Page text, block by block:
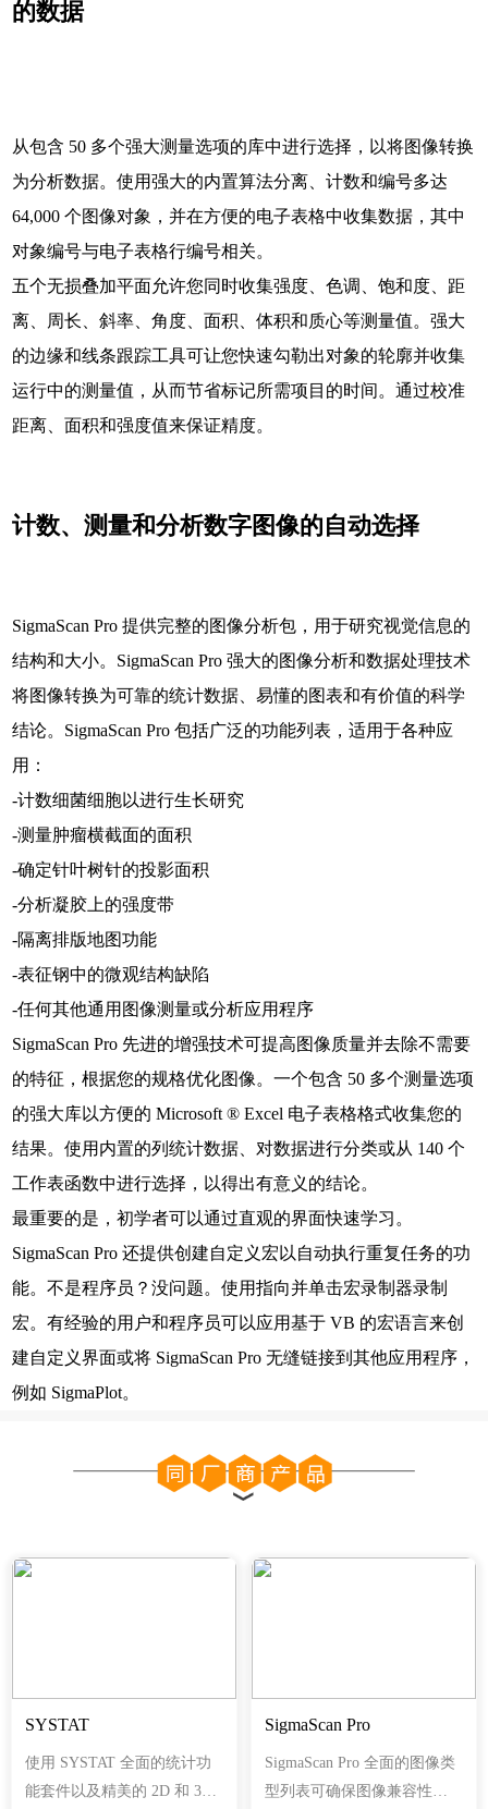
的数据
从包含 50 多个强大测量选项的库中进行选择，以将图像转换
为分析数据。使用强大的内置算法分离、计数和编号多达
64,000 个图像对象，并在方便的电子表格中收集数据，其中
对象编号与电子表格行编号相关。
五个无损叠加平面允许您同时收集强度、色调、饱和度、距
离、周长、斜率、角度、面积、体积和质心等测量值。强大
的边缘和线条跟踪工具可让您快速勾勒出对象的轮廓并收集
运行中的测量值，从而节省标记所需项目的时间。通过校准
距离、面积和强度值来保证精度。
计数、测量和分析数字图像的自动选择
SigmaScan Pro 提供完整的图像分析包，用于研究视觉信息的
结构和大小。SigmaScan Pro 强大的图像分析和数据处理技术
将图像转换为可靠的统计数据、易懂的图表和有价值的科学
结论。SigmaScan Pro 包括广泛的功能列表，适用于各种应
用：
-计数细菌细胞以进行生长研究
-测量肿瘤横截面的面积
-确定针叶树针的投影面积
-分析凝胶上的强度带
-隔离排版地图功能
-表征钢中的微观结构缺陷
-任何其他通用图像测量或分析应用程序
SigmaScan Pro 先进的增强技术可提高图像质量并去除不需要
的特征，根据您的规格优化图像。一个包含 50 多个测量选项
的强大库以方便的 Microsoft ® Excel 电子表格格式收集您的
结果。使用内置的列统计数据、对数据进行分类或从 140 个
工作表函数中进行选择，以得出有意义的结论。
最重要的是，初学者可以通过直观的界面快速学习。
SigmaScan Pro 还提供创建自定义宏以自动执行重复任务的功
能。不是程序员？没问题。使用指向并单击宏录制器录制
宏。有经验的用户和程序员可以应用基于 VB 的宏语言来创
建自定义界面或将 SigmaScan Pro 无缝链接到其他应用程序，
例如 SigmaPlot。
SYSTAT
使用 SYSTAT 全面的统计功
能套件以及精美的 2D 和 3D
SigmaScan Pro
SigmaScan Pro 全面的图像类
型列表可确保图像兼容性，